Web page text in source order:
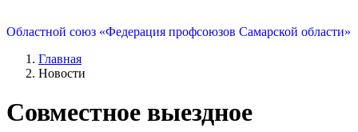
Областной союз «Федерация профсоюзов Самарской области»
Главная
Новости
Совместное выездное